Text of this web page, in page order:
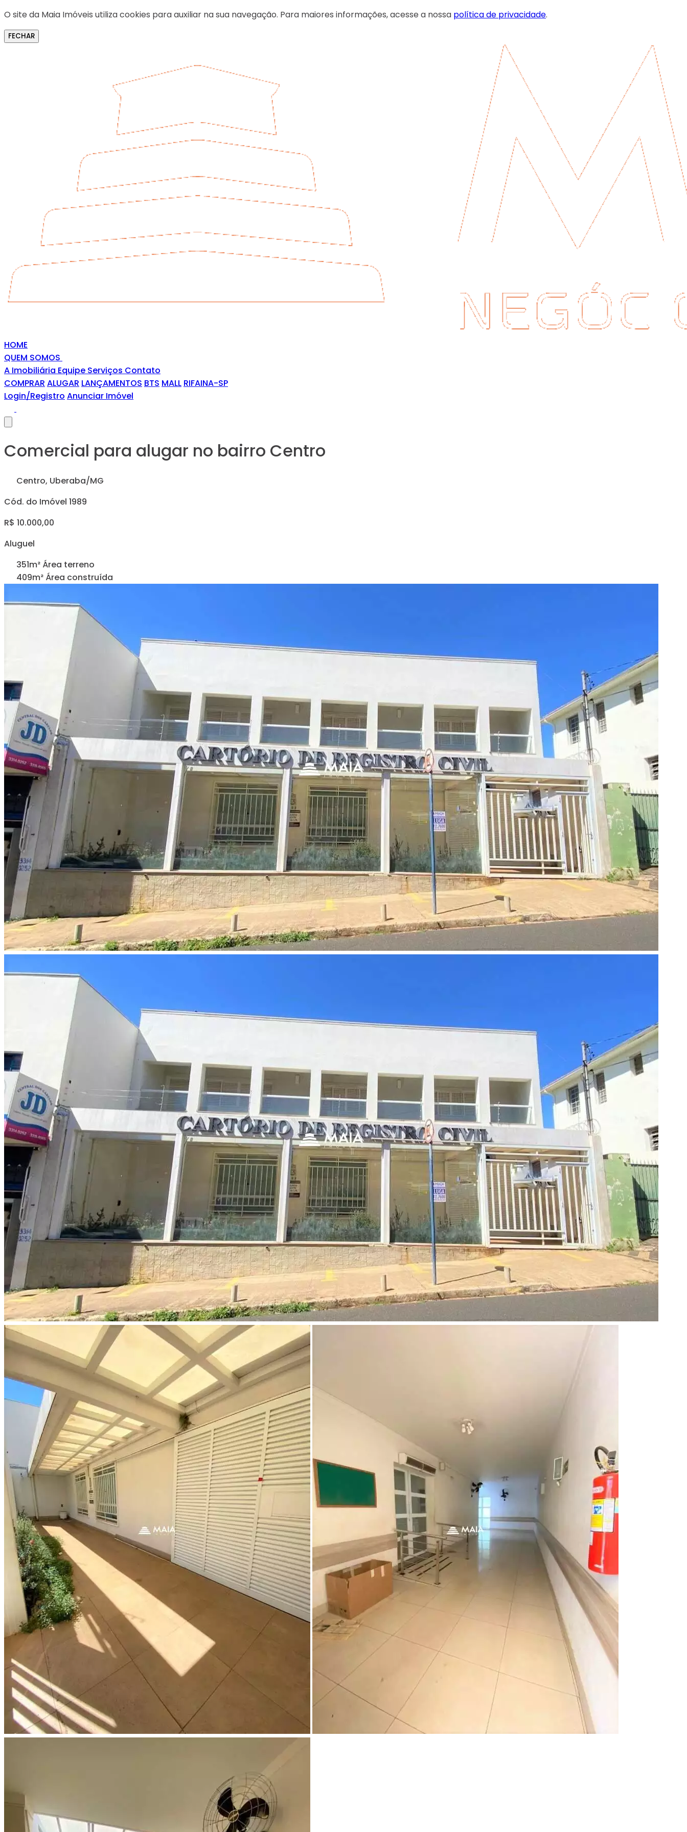
O site da Maia Imóveis utiliza cookies para auxiliar na sua navegação. Para maiores informações, acesse a nossa política de privacidade.
FECHAR
HOME
QUEM SOMOS
A Imobiliária Equipe Serviços Contato
COMPRAR ALUGAR LANÇAMENTOS BTS MALL RIFAINA-SP
Login/Registro Anunciar Imóvel
Comercial para alugar no bairro Centro
Centro, Uberaba/MG
Cód. do Imóvel 1989
R$ 10.000,00
Aluguel
351m² Área terreno
409m² Área construída